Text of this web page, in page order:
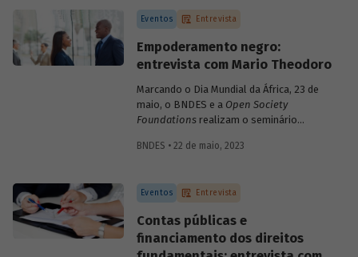
no Brasil e na América Latina. Para saber
ambiental, conversamos com a
economista Camila Gramkow, da Cepal,
que coordenou o relatório “Financiando o
Big Push: caminhos para destravar a
transição social e ecológica no Brasil”,
Eventos Entrevista
Empoderamento negro:
entrevista com Mario Theodoro
Marcando o Dia Mundial da África, 23 de
maio, o BNDES e a Open Society
Foundationsrealizam o seminário
Transformação da Economia. O encontro
financeiro e empresarial brasileiros. Em
entrevista para o blog, o professor Mario
Theodoro comenta o impacto da
desigualdade na história econômica do
BNDES • 22 de maio, 2023
Eventos Entrevista
Contas públicas e
financiamento dos direitos